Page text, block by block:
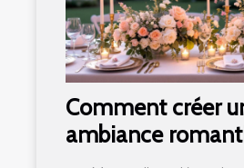
Comment créer
ambiance
votre réception